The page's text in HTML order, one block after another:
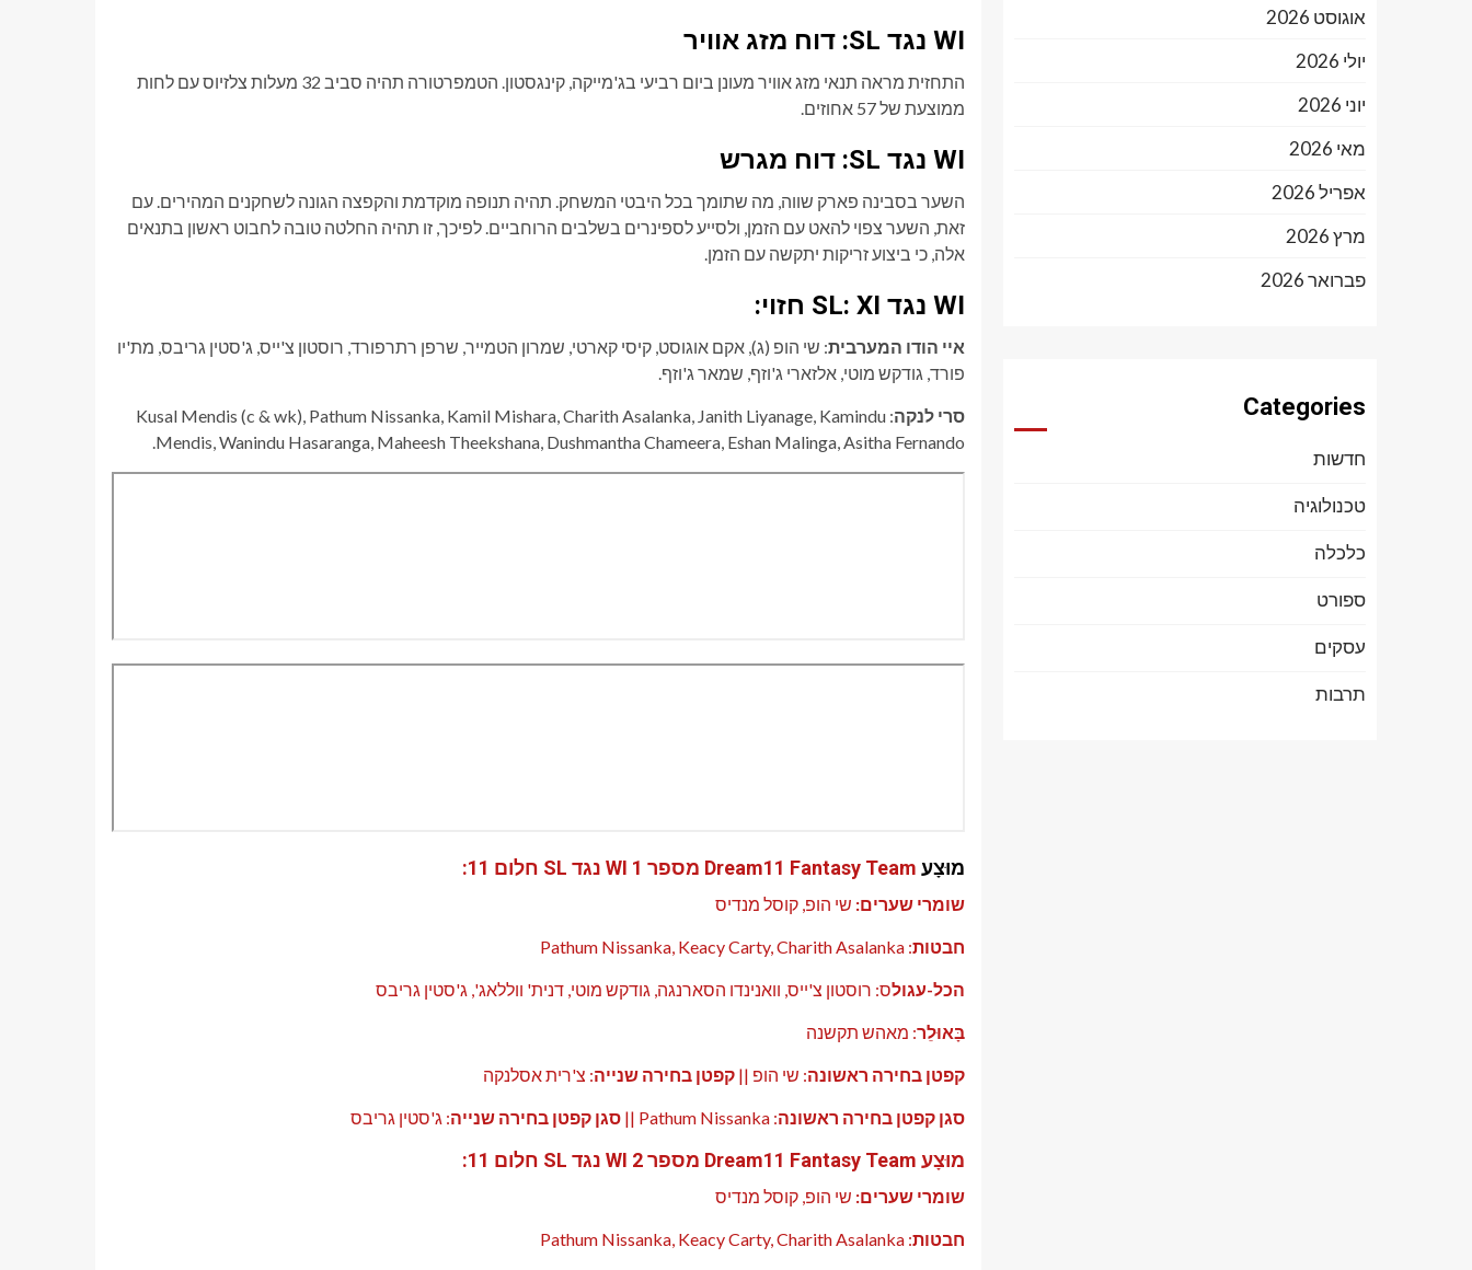
WI נגד SL: דוח מזג אוויר
התחזית מראה תנאי מזג אוויר מעונן ביום רביעי בג'מייקה, קינגסטון. הטמפרטורה תהיה סביב 32 מעלות צלזיוס עם לחות
ממוצעת של 57 אחוזים.
WI נגד SL: דוח מגרש
השער בסבינה פארק שווה, מה שתומך בכל היבטי המשחק. תהיה תנופה מוקדמת והקפצה הגונה לשחקנים המהירים. עם
זאת, השער צפוי להאט עם הזמן, ולסייע לספינרים בשלבים הרוחביים. לפיכך, זו תהיה החלטה טובה לחבוט ראשון בתנאים
אלה, כי ביצוע זריקות יתקשה עם הזמן.
WI נגד SL: XI חזוי:
איי הודו המערבית: שי הופ (ג), אקם אוגוסט, קיסי קארטי, שמרון הטמייר, שרפן רתרפורד, רוסטון צ'ייס, ג'סטין גריבס, מת'יו
פורד, גודקש מוטי, אלזארי ג'וזף, שמאר ג'וזף.
סרי לנקה : Kusal Mendis (c & wk), Pathum Nissanka, Kamil Mishara, Charith Asalanka, Janith Liyanage, Kamindu
Mendis, Wanindu Hasaranga, Maheesh Theekshana, Dushmantha Chameera, Eshan Malinga, Asitha Fernando.
מוּצָע Dream11 Fantasy Team מספר 1 WI נגד SL חלום 11:
שומרי שערים: שי הופ, קוסל מנדיס
חבטות: Pathum Nissanka, Keacy Carty, Charith Asalanka
הכל-עגולס: רוסטון צ'ייס, וואנינדו הסארנגה, גודקש מוטי, דנית' ווללאג', ג'סטין גריבס
בָּאוּלֵר: מאהש תקשנה
קפטן בחירה ראשונה: שי הופ || קפטן בחירה שנייה: צ'רית אסלנקה
סגן קפטן בחירה ראשונה: Pathum Nissanka || סגן קפטן בחירה שנייה: ג'סטין גריבס
מוּצָע Dream11 Fantasy Team מספר 2 WI נגד SL חלום 11:
שומרי שערים: שי הופ, קוסל מנדיס
חבטות: Pathum Nissanka, Keacy Carty, Charith Asalanka
אוגוסט 2026
יולי 2026
יוני 2026
מאי 2026
אפריל 2026
מרץ 2026
פברואר 2026
Categories
חדשות
טכנולוגיה
כלכלה
ספורט
עסקים
תרבות